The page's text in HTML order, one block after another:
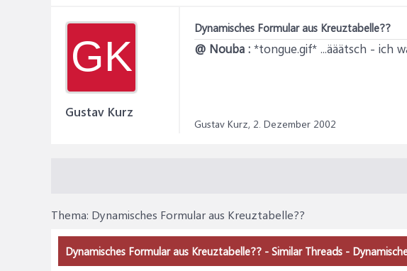
GK
Gustav Kurz
Dynamisches Formular aus Kreuztabelle??
@ Nouba : *tongue.gif* ...ääätsch - ich
Gustav Kurz, 2. Dezember 2002
Thema: Dynamisches Formular aus Kreuztabelle??
Dynamisches Formular aus Kreuztabelle?? - Similar Threads -